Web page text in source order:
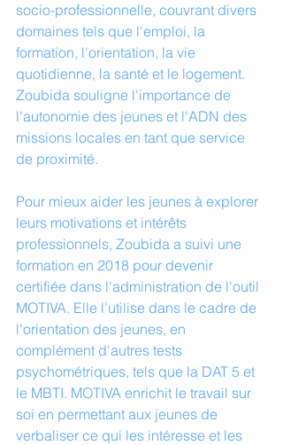
socio-professionnelle, couvrant divers
domaines tels que l'emploi, la
formation, l'orientation, la vie
quotidienne, la santé et le logement.
Zoubida souligne l'importance de
l'autonomie des jeunes et l'ADN des
missions locales en tant que service
de proximité.
Pour mieux aider les jeunes à explorer
leurs motivations et intérêts
professionnels, Zoubida a suivi une
formation en 2018 pour devenir
certifiée dans l'administration de l'outil
MOTIVA. Elle l'utilise dans le cadre de
l'orientation des jeunes, en
complément d'autres tests
psychométriques, tels que la DAT 5 et
le MBTI. MOTIVA enrichit le travail sur
soi en permettant aux jeunes de
verbaliser ce qui les intéresse et les